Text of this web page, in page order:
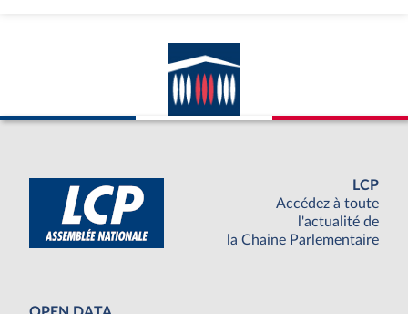
LCP
Accédez à toute
l'actualité de
la Chaine Parlementaire